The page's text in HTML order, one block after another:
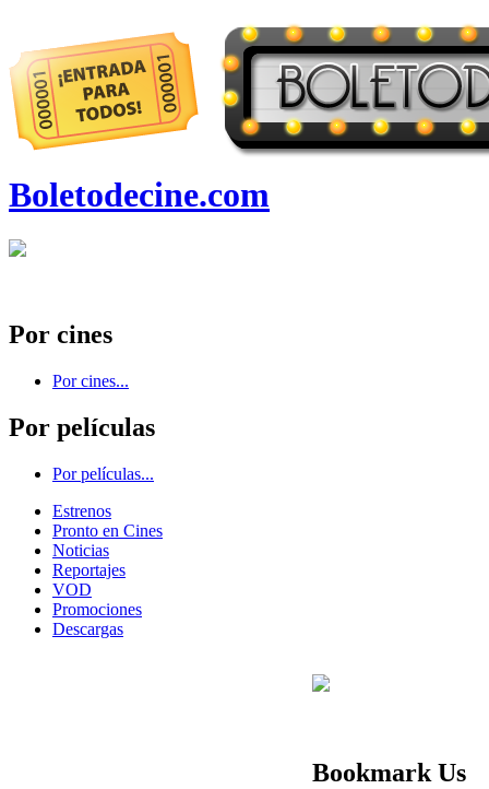
Boletodecine.com
Por cines
Por cines...
Por películas
Por películas...
Estrenos
Pronto en Cines
Noticias
Reportajes
VOD
Promociones
Descargas
Bookmark Us